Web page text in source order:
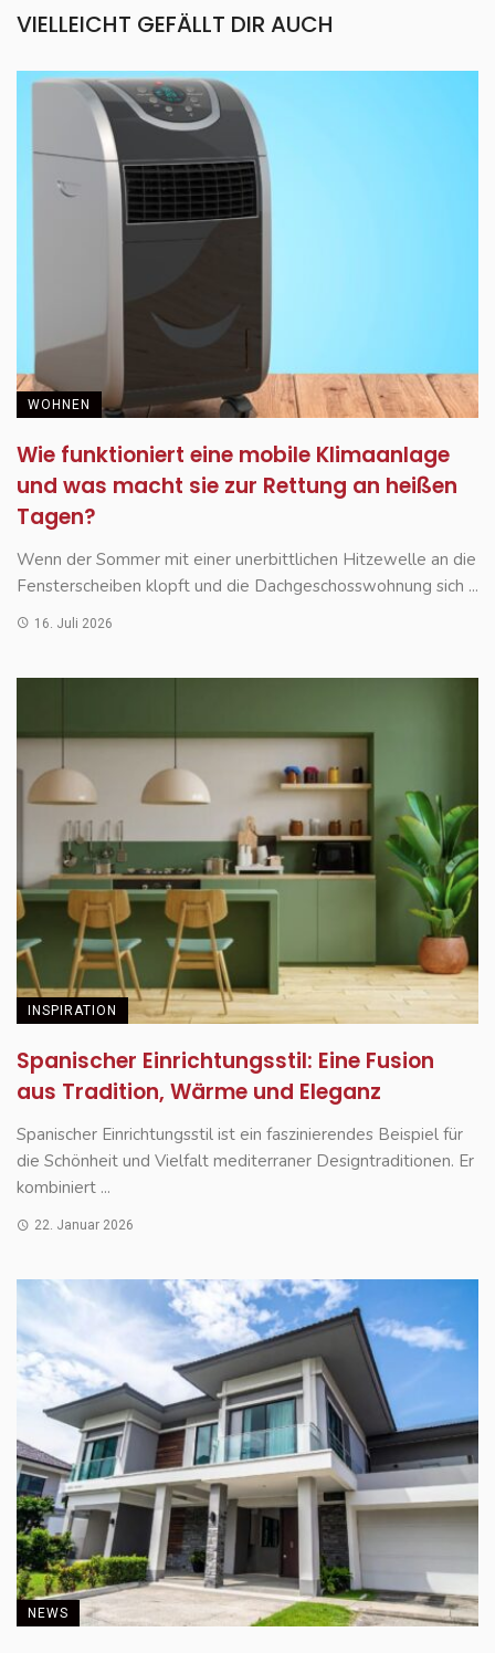
VIELLEICHT GEFÄLLT DIR AUCH
WOHNEN
Wie funktioniert eine mobile Klimaanlage
und was macht sie zur Rettung an heißen
Tagen?
Wenn der Sommer mit einer unerbittlichen Hitzewelle an die
Fensterscheiben klopft und die Dachgeschosswohnung sich ...
16. Juli 2026
INSPIRATION
Spanischer Einrichtungsstil: Eine Fusion
aus Tradition, Wärme und Eleganz
Spanischer Einrichtungsstil ist ein faszinierendes Beispiel für
die Schönheit und Vielfalt mediterraner Designtraditionen. Er
kombiniert ...
22. Januar 2026
NEWS